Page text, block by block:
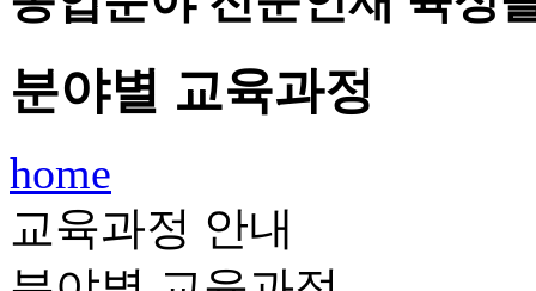
분야별 교육과정
home
교육과정 안내